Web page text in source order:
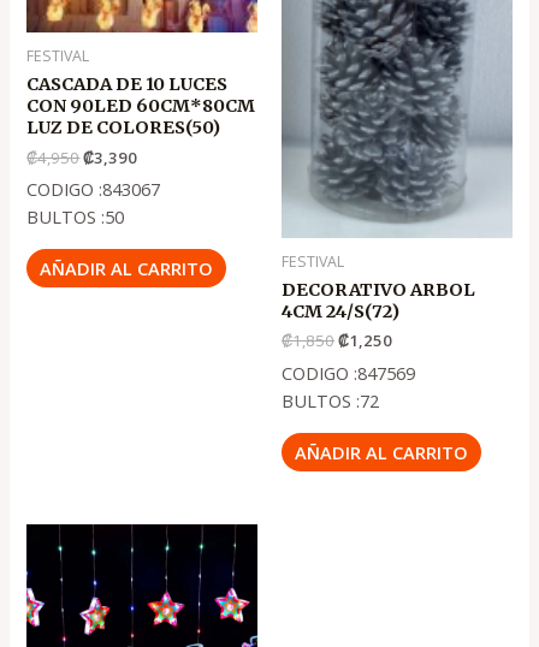
FESTIVAL
CASCADA DE 10 LUCES
CON 90LED 60CM*80CM
LUZ DE COLORES(50)
₡4,950₡3,390
CODIGO :843067
BULTOS :50
AÑADIR AL CARRITO FESTIVAL
DECORATIVO ARBOL
4CM 24/S(72)
₡1,850₡1,250
CODIGO :847569
BULTOS :72
AÑADIR AL CARRITO
El
precio
original
era:
.
₡7,950
precio
actual
₡5,350